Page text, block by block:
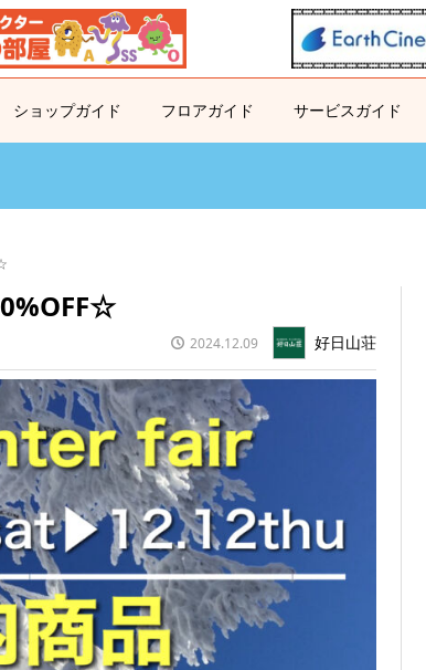
ショップガイド フロアガイド サービスガイド
2024.12.09 好日山荘